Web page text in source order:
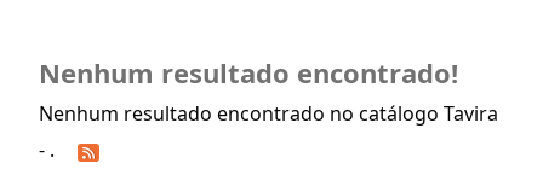
Nenhum resultado encontrado!
Nenhum resultado encontrado no catálogo Tavira
- .